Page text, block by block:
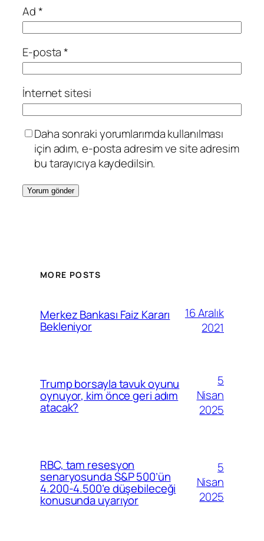
Ad*
E-posta*
İnternet sitesi
Daha sonraki yorumlarımda kullanılması
için adım, e-posta adresim ve site adresim
bu tarayıcıya kaydedilsin.
MORE POSTS
Merkez Bankası Faiz Kararı
Bekleniyor
16 Aralık
2021
Trump borsayla tavuk oyunu
oynuyor, kim önce geri adım
atacak?
5
Nisan
2025
RBC, tam resesyon
senaryosunda S&P 500’ün
4.200-4.500’e düşebileceği
konusunda uyarıyor
5
Nisan
2025